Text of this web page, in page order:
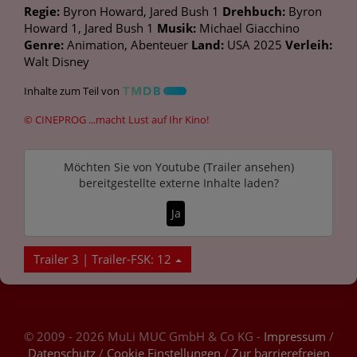
Regie: Byron Howard, Jared Bush 1 Drehbuch: Byron
Howard 1, Jared Bush 1 Musik: Michael Giacchino
Genre: Animation, Abenteuer Land: USA 2025 Verleih:
Walt Disney
Inhalte zum Teil von
© CINEPROG ...macht Lust auf Ihr Kino!
Möchten Sie von Youtube (Trailer ansehen)
bereitgestellte externe Inhalte laden?
Ja
Trailer 3 | Trailer-FSK: 12
© 2009 - 2026 MuLi MUC GmbH & Co KG - Impressum /
Datenschutz/ Cookie Einstellungen / Zur barrierefreien